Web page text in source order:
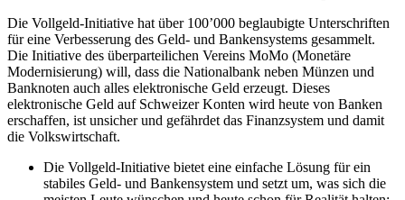
Die Vollgeld-Initiative hat über 100’000 beglaubigte Unterschriften
für eine Verbesserung des Geld- und Bankensystems gesammelt.
Die Initiative des überparteilichen Vereins MoMo (Monetäre
Modernisierung) will, dass die Nationalbank neben Münzen und
Banknoten auch alles elektronische Geld erzeugt. Dieses
elektronische Geld auf Schweizer Konten wird heute von Banken
erschaffen, ist unsicher und gefährdet das Finanzsystem und damit
die Volkswirtschaft.
Die Vollgeld-Initiative bietet eine einfache Lösung für ein
stabiles Geld- und Bankensystem und setzt um, was sich die